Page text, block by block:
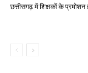
छत्तीसगढ़ में शिक्षकों के प्रमोशन